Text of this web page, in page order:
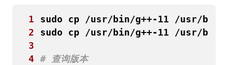
1
2
3
4
# 查询版本